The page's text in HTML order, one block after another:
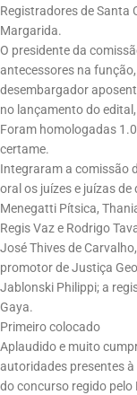
Registradores de Santa
Margarida.
O presidente da
antecessores na
desembargador
no lançamento do
Foram homologadas
certame.
Integraram a comissão
oral os juízes e juízas
Menegatti Pítsica,
Regis Vaz e Rodrigo
José Thives de
promotor de Justiça
Jablonski Philippi; a
Gaya.
Primeiro colocado
Aplaudido e muito
autoridades presentes
do concurso regido